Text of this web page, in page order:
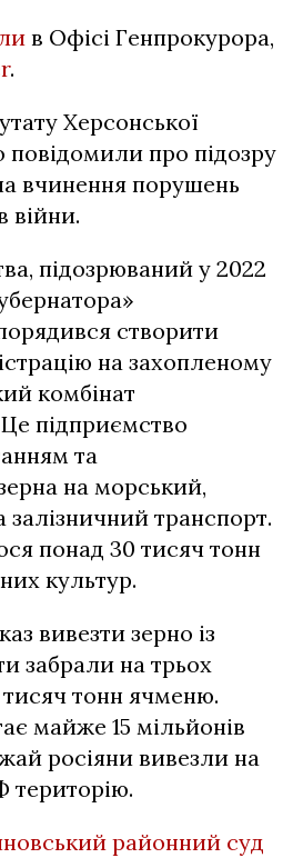
в Офісі Генпрокурора,
.
Херсонської
повідомили про підозру
вчинення порушень
війни.
підозрюваний у 2022
створити
на захопленому
комбінат
підприємство
та
на морський,
залізничний транспорт.
понад 30 тисяч тонн
культур.
вивезти зерно із
забрали на трьох
тонн ячменю.
майже 15 мільйонів
росіяни вивезли на
територію.
районний суд